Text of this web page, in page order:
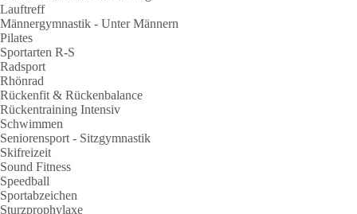
Lauftreff
Männergymnastik - Unter Männern
Pilates
Sportarten R-S
Radsport
Rhönrad
Rückenfit & Rückenbalance
Rückentraining Intensiv
Schwimmen
Seniorensport - Sitzgymnastik
Skifreizeit
Sound Fitness
Speedball
Sportabzeichen
Sturzprophylaxe